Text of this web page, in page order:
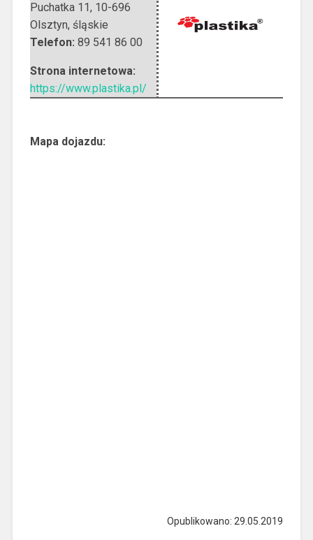
Puchatka 11, 10-696
Olsztyn, śląskie
Telefon: 89 541 86 00
Strona internetowa:
https://www.plastika.pl/
Mapa dojazdu:
Opublikowano: 29.05.2019